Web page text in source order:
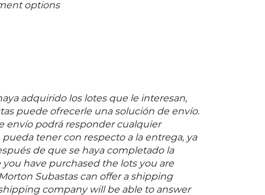
la elaboración de lienzos en colores
como parte del lenguaje visual y el
uso de materiales como sílica, barro,
como el del Museo de Arte Moderno
México, el Instituto de Artes Gráficas de
de Arte Contemporáneo de
el San Antonio Museum of Art en Texas y
Künzelsau en Alemania. "Todo lo que
en la literatura, en los hallazgos
experiencias de la arquitectura, de las
de la misma vida, me da como
options
adquirido los lotes que le interesan,
puede ofrecerle una solución de envío.
envío podrá responder cualquier
tener con respecto a la entrega, ya
de que se haya completado la
you have purchased the lots you are
Subastas can offer a shipping
company will be able to answer